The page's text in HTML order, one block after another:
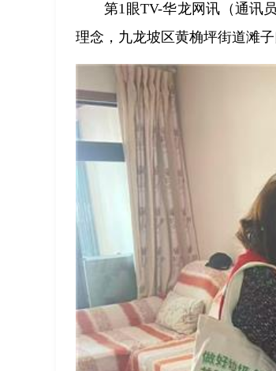
第1眼TV-华龙网讯（通讯
理念，九龙坡区黄桷坪街道滩